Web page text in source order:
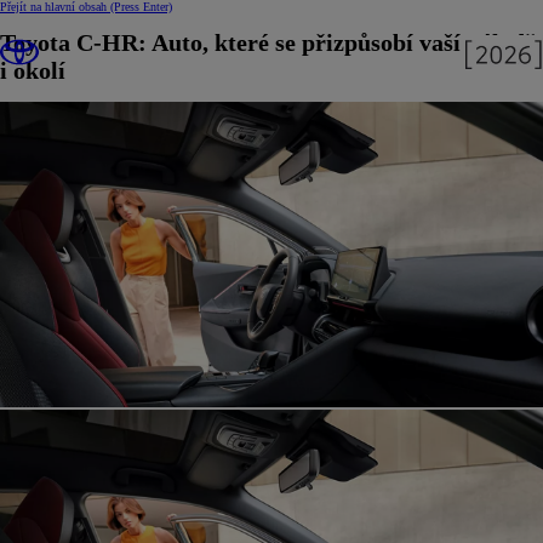
Přejít na hlavní obsah (Press Enter)
Toyota C-HR: Auto, které se přizpůsobí vaší náladě
i okolí